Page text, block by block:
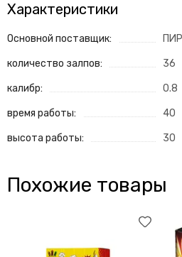
Характеристики
Основной поставщик:
количество залпов: 36
калибр: 0.8
время работы: 40
высота работы: 30
Похожие товары